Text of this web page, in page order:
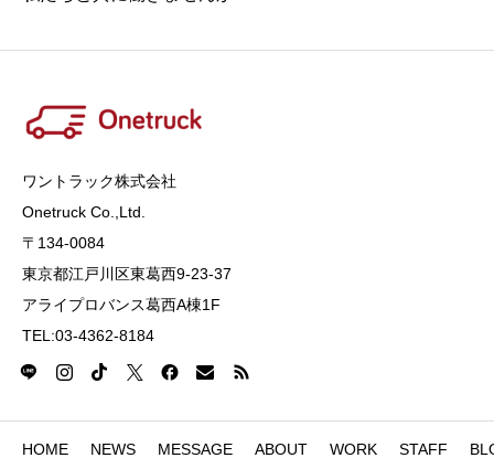
ワントラック株式会社
Onetruck Co.,Ltd​​​.
〒134-0084
東京都江戸川区東葛西9-23-37
アライプロバンス葛西A棟1F
TEL:03-4362-8184
HOME NEWS MESSAGE ABOUT WORK STAFF